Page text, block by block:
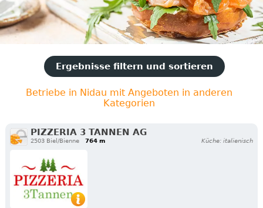
Ergebnisse filtern und sortieren
Betriebe in Nidau mit Angeboten in anderen
Kategorien
PIZZERIA 3 TANNEN AG
2503 Biel/Bienne 764 m Küche: italienisch